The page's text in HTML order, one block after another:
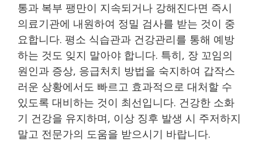
통과 복부 팽만이 지속되거나 강해진다면 즉시
의료기관에 내원하여 정밀 검사를 받는 것이 중
요합니다. 평소 식습관과 건강관리를 통해 예방
하는 것도 잊지 말아야 합니다. 특히, 장 꼬임의
원인과 증상, 응급처치 방법을 숙지하여 갑작스
러운 상황에서도 빠르고 효과적으로 대처할 수
있도록 대비하는 것이 최선입니다. 건강한 소화
기 건강을 유지하며, 이상 징후 발생 시 주저하지
말고 전문가의 도움을 받으시기 바랍니다.